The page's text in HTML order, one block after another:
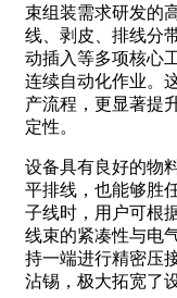
束组装需求研发的
线、剥皮、排线分
动插入等多项核心
连续自动化作业。
产流程，更显著提
定性。
设备具有良好的物
平排线，也能够胜
子线时，用户可根
线束的紧凑性与电
持一端进行精密压
沾锡，极大拓宽了